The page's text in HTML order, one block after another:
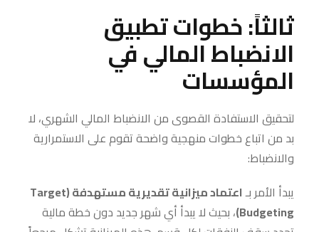
ثالثاً: خطوات تطبيق
الانضباط المالي في
المؤسسات
لتحقيق الاستفادة القصوى من الانضباط المالي الشهري، لا
بد من اتباع خطوات منهجية واضحة تقوم على الاستمرارية
والانضباط:
يبدأ الأمر بـ
اعتماد ميزانية تقديرية مستهدفة (Target
Budgeting) ، بحيث لا يبدأ أي شهر جديد دون خطة مالية